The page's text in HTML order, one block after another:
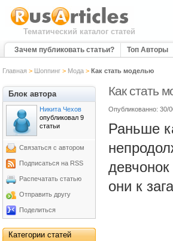
Тематический каталог статей
Зачем публиковать статьи? Топ Авторы
Главная > Шоппинг> Мода> Как стать моделью
Как стать
Опубликованно: 30/
Раньше
они к
Блок автора
Никита Чехов
опубликовал 9
статьи
Связаться с автором
Подписаться на RSS
Распечатать статью
Отправить другу
Поделиться
Категории статей